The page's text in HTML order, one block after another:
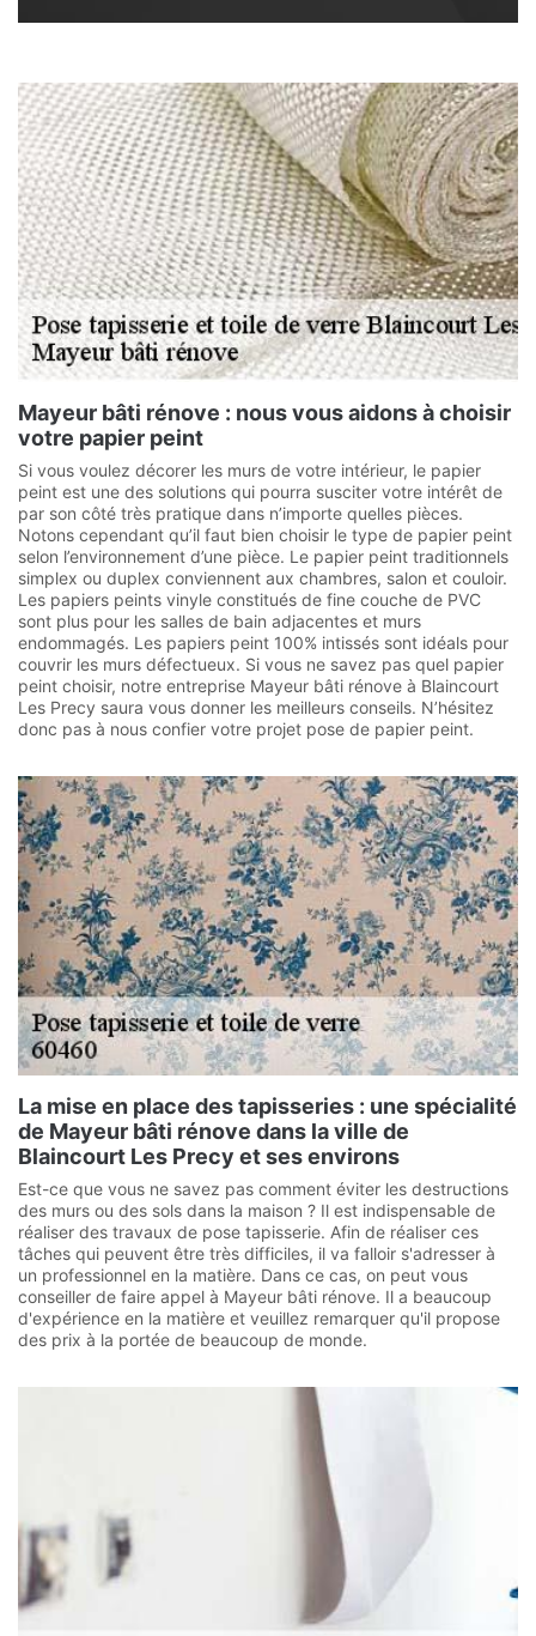
Mayeur bâti rénove : nous vous aidons à choisir
votre papier peint
Si vous voulez décorer les murs de votre intérieur, le papier
peint est une des solutions qui pourra susciter votre intérêt de
par son côté très pratique dans n’importe quelles pièces.
Notons cependant qu’il faut bien choisir le type de papier peint
selon l’environnement d’une pièce. Le papier peint traditionnels
simplex ou duplex conviennent aux chambres, salon et couloir.
Les papiers peints vinyle constitués de fine couche de PVC
sont plus pour les salles de bain adjacentes et murs
endommagés. Les papiers peint 100% intissés sont idéals pour
couvrir les murs défectueux. Si vous ne savez pas quel papier
peint choisir, notre entreprise Mayeur bâti rénove à Blaincourt
Les Precy saura vous donner les meilleurs conseils. N’hésitez
donc pas à nous confier votre projet pose de papier peint.
La mise en place des tapisseries : une spécialité
de Mayeur bâti rénove dans la ville de
Blaincourt Les Precy et ses environs
Est-ce que vous ne savez pas comment éviter les destructions
des murs ou des sols dans la maison ? Il est indispensable de
réaliser des travaux de pose tapisserie. Afin de réaliser ces
tâches qui peuvent être très difficiles, il va falloir s'adresser à
un professionnel en la matière. Dans ce cas, on peut vous
conseiller de faire appel à Mayeur bâti rénove. Il a beaucoup
d'expérience en la matière et veuillez remarquer qu'il propose
des prix à la portée de beaucoup de monde.